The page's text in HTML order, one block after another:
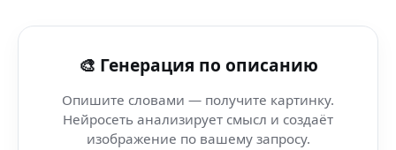
Удаление фона (чат-бот) — визуальный интеллект
AI romantic style (нейросеть) — создавай визуалы для
🎨 Генерация по описанию
Опишите словами — получите картинку.
Нейросеть анализирует смысл и создаёт
изображение по вашему запросу.